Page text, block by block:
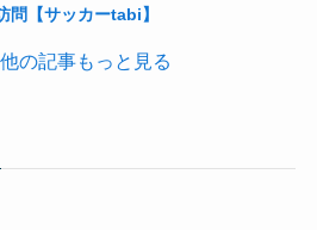
問【サッカーtabi】
の記事もっと見る